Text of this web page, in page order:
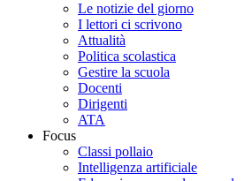
Le notizie del giorno
I lettori ci scrivono
Attualità
Politica scolastica
Gestire la scuola
Docenti
Dirigenti
ATA
Focus
Classi pollaio
Intelligenza artificiale